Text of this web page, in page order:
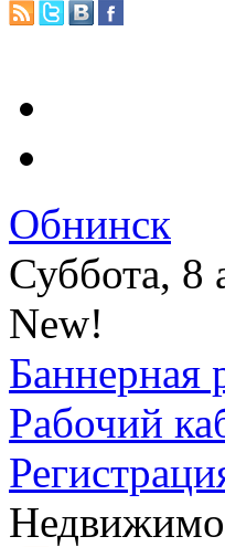
Обнинск
Суббота, 8
New!
Баннерная
Рабочий